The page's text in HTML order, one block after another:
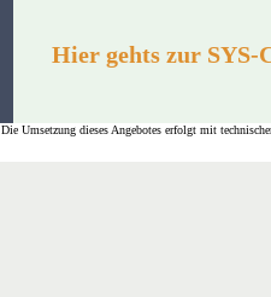
Hier gehts zur SYS-
Die Umsetzung dieses Angebotes erfolgt mit